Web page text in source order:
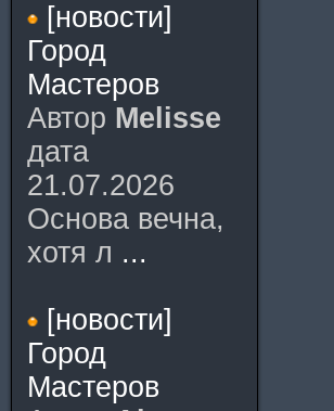
[новости]
Город
Мастеров
Автор Melisse
дата
21.07.2026
Основа вечна,
хотя л ...
[новости]
Город
Мастеров